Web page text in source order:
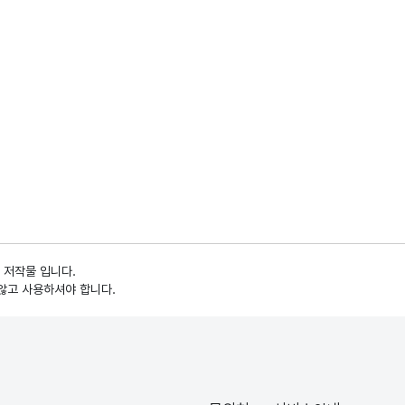
작물 입니다.
고 사용하셔야 합니다.